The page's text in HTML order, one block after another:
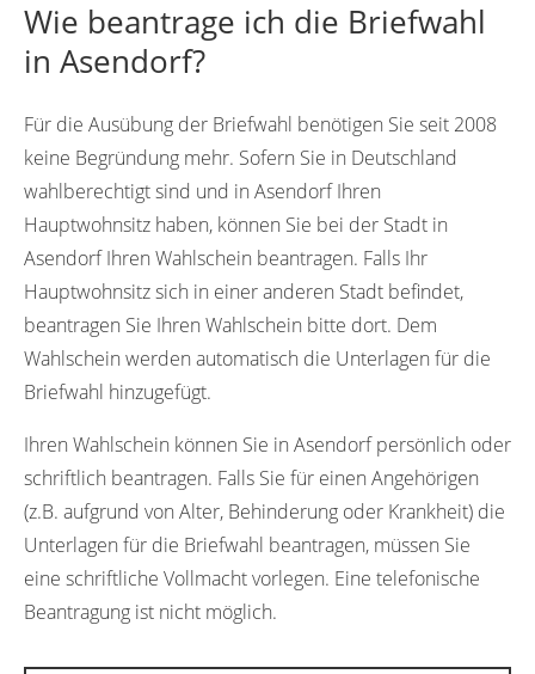
Wie beantrage ich die Briefwahl
in Asendorf?
Für die Ausübung der Briefwahl benötigen Sie seit 2008
keine Begründung mehr. Sofern Sie in Deutschland
wahlberechtigt sind und in Asendorf Ihren
Hauptwohnsitz haben, können Sie bei der Stadt in
Asendorf Ihren Wahlschein beantragen. Falls Ihr
Hauptwohnsitz sich in einer anderen Stadt befindet,
beantragen Sie Ihren Wahlschein bitte dort. Dem
Wahlschein werden automatisch die Unterlagen für die
Briefwahl hinzugefügt.
Ihren Wahlschein können Sie in Asendorf persönlich oder
schriftlich beantragen. Falls Sie für einen Angehörigen
(z.B. aufgrund von Alter, Behinderung oder Krankheit) die
Unterlagen für die Briefwahl beantragen, müssen Sie
eine schriftliche Vollmacht vorlegen. Eine telefonische
Beantragung ist nicht möglich.